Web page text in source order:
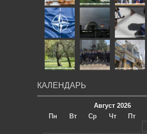
КАЛЕНДАРЬ
Август 2026
Пн
Вт Ср Чт Пт